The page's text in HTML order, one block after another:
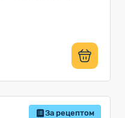
За рецептом